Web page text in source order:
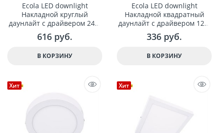
Ecola LED downlight
Накладной круглый
даунлайт с драйвером 24W
220V 4200K 300x32 арт
DRSV24ELC
616 руб.
В КОРЗИНУ
Ecola LED downlight
Накладной квадратный
даунлайт с драйвером 12W
220V 4200K 170x170x32 арт
DSSV12ELC
336 руб.
В КОРЗИНУ
Хит Хит